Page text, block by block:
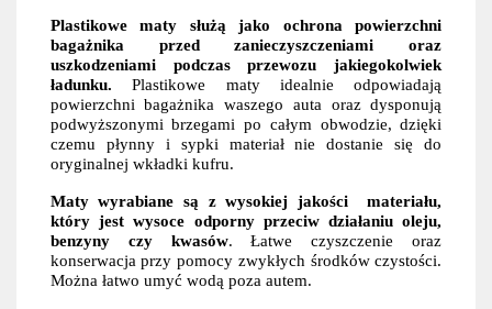
Plastikowe maty służą jako ochrona powierzchni
bagażnika przed zanieczyszczeniami oraz
uszkodzeniami podczas przewozu jakiegokolwiek
ładunku. Plastikowe maty idealnie odpowiadają
powierzchni bagażnika waszego auta oraz dysponują
podwyższonymi brzegami po całym obwodzie, dzięki
czemu płynny i sypki materiał nie dostanie się do
oryginalnej wkładki kufru.
Maty wyrabiane są z wysokiej jakości materiału,
który jest wysoce odporny przeciw działaniu oleju,
benzyny czy kwasów. Łatwe czyszczenie oraz
konserwacja przy pomocy zwykłych środków czystości.
Można łatwo umyć wodą poza autem.